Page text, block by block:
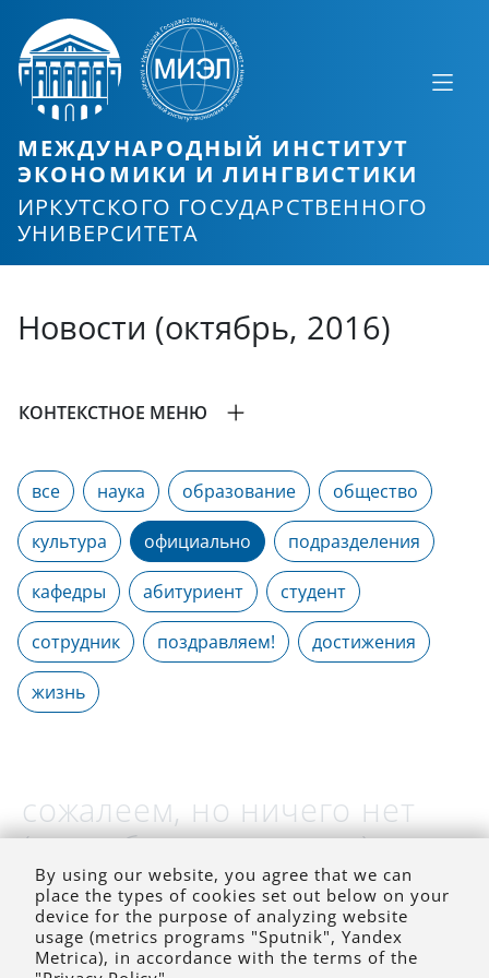
МЕЖДУНАРОДНЫЙ ИНСТИТУТ
ЭКОНОМИКИ И ЛИНГВИСТИКИ
ИРКУТСКОГО ГОСУДАРСТВЕННОГО
УНИВЕРСИТЕТА
Новости (октябрь, 2016)
КОНТЕКСТНОЕ МЕНЮ
все наука образование общество
культура официально подразделения
кафедры абитуриент студент
сотрудник поздравляем! достижения
жизнь
сожалеем, но ничего нет
(на выбранное время)
By using our website, you agree that we can
place the types of cookies set out below on your
device for the purpose of analyzing website
usage (metrics programs "Sputnik", Yandex
Metrica), in accordance with the terms of the